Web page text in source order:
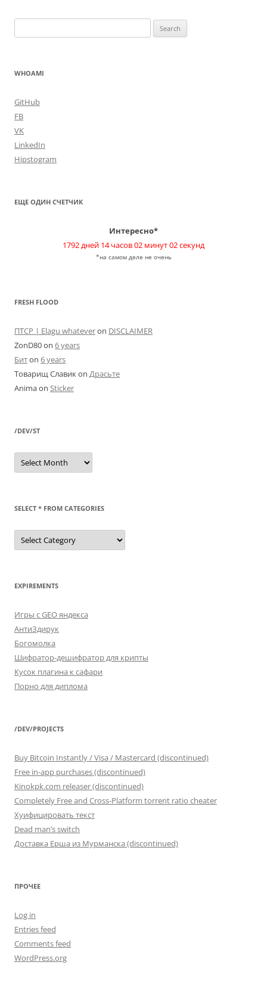
for:
WHOAMI
GitHub
FB
VK
LinkedIn
Hipstogram
ЕЩЕ ОДИН СЧЕТЧИК
Интересно*
1792 дней 14 часов 02 минут 02 секунд
*на самом деле не очень
FRESH FLOOD
ПТСР | Elagu whateveron DISCLAIMER
ZonD80on 6 years
Битon 6 years
Товарищ Славикon Драсьте
Animaon Sticker
/DEV/ST
/dev/st
SELECT * FROM CATEGORIES
SELECT
FROM
EXPIREMENTS
Игры с GEO яндекса
АнтиЗдирук
Богомолка
Шифратор-дешифратор для крипты
Кусок плагина к сафари
Порно для диплома
/DEV/PROJECTS
Buy Bitcoin Instantly / Visa / Mastercard (discontinued)
Free in-app purchases (discontinued)
Kinokpk.com releaser (discontinued)
Completely Free and Cross-Platform torrent ratio cheater
Хуифицировать текст
Dead man’s switch
Доставка Ерша из Мурманска (discontinued)
ПРОЧЕЕ
Log in
Entries feed
Comments feed
WordPress.org